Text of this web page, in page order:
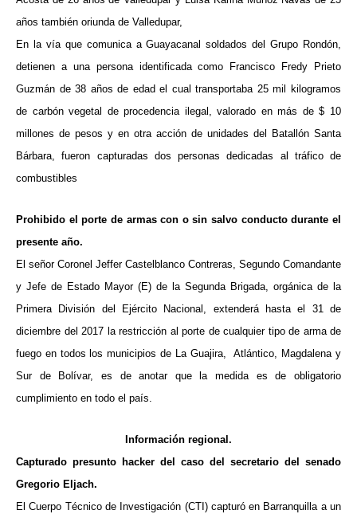
años también oriunda de Valledupar,
En la vía que comunica a Guayacanal soldados del Grupo Rondón,
detienen a una persona identificada como Francisco Fredy Prieto
Guzmán de 38 años de edad el cual transportaba 25 mil kilogramos
de carbón vegetal de procedencia ilegal, valorado en más de $ 10
millones de pesos y en otra acción de unidades del Batallón Santa
Bárbara, fueron capturadas dos personas dedicadas al tráfico de
combustibles
Prohibido el porte de armas con o sin salvo conducto durante el
presente año.
El señor Coronel Jeffer Castelblanco Contreras, Segundo Comandante
y Jefe de Estado Mayor (E) de la Segunda Brigada, orgánica de la
Primera División del Ejército Nacional, extenderá hasta el 31 de
diciembre del 2017 la restricción al porte de cualquier tipo de arma de
fuego en todos los municipios de La Guajira, Atlántico, Magdalena y
Sur de Bolívar,
es de anotar que la medida es de obligatorio
cumplimiento en todo el país.
Información regional.
Capturado presunto hacker del caso del secretario del senado
Gregorio Eljach.
El Cuerpo Técnico de Investigación (CTI) capturó en Barranquilla a un